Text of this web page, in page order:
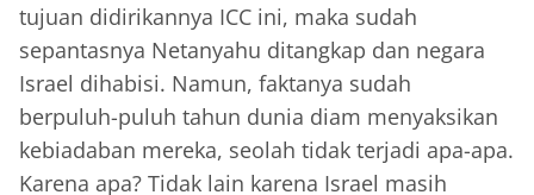
tujuan didirikannya ICC ini, maka sudah
sepantasnya Netanyahu ditangkap dan negara
Israel dihabisi. Namun, faktanya sudah
berpuluh-puluh tahun dunia diam menyaksikan
kebiadaban mereka, seolah tidak terjadi apa-apa.
Karena apa? Tidak lain karena Israel masih